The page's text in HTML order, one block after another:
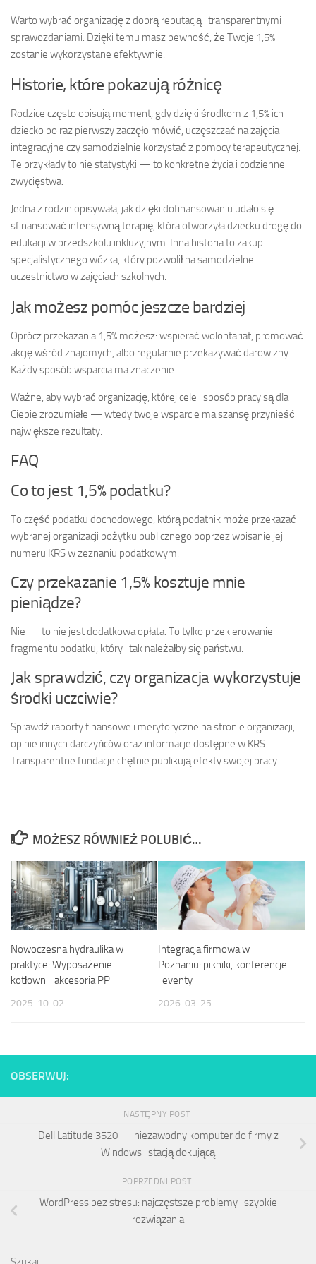
Warto wybrać organizację z dobrą reputacją i transparentnymi
sprawozdaniami. Dzięki temu masz pewność, że Twoje 1,5%
zostanie wykorzystane efektywnie.
Historie, które pokazują różnicę
Rodzice często opisują moment, gdy dzięki środkom z 1,5% ich
dziecko po raz pierwszy zaczęło mówić, uczęszczać na zajęcia
integracyjne czy samodzielnie korzystać z pomocy terapeutycznej.
Te przykłady to nie statystyki — to konkretne życia i codzienne
zwycięstwa.
Jedna z rodzin opisywała, jak dzięki dofinansowaniu udało się
sfinansować intensywną terapię, która otworzyła dziecku drogę do
edukacji w przedszkolu inkluzyjnym. Inna historia to zakup
specjalistycznego wózka, który pozwolił na samodzielne
uczestnictwo w zajęciach szkolnych.
Jak możesz pomóc jeszcze bardziej
Oprócz przekazania 1,5% możesz: wspierać wolontariat, promować
akcję wśród znajomych, albo regularnie przekazywać darowizny.
Każdy sposób wsparcia ma znaczenie.
Ważne, aby wybrać organizację, której cele i sposób pracy są dla
Ciebie zrozumiałe — wtedy twoje wsparcie ma szansę przynieść
największe rezultaty.
FAQ
Co to jest 1,5% podatku?
To część podatku dochodowego, którą podatnik może przekazać
wybranej organizacji pożytku publicznego poprzez wpisanie jej
numeru KRS w zeznaniu podatkowym.
Czy przekazanie 1,5% kosztuje mnie
pieniądze?
Nie — to nie jest dodatkowa opłata. To tylko przekierowanie
fragmentu podatku, który i tak należałby się państwu.
Jak sprawdzić, czy organizacja wykorzystuje
środki uczciwie?
Sprawdź raporty finansowe i merytoryczne na stronie organizacji,
opinie innych darczyńców oraz informacje dostępne w KRS.
Transparentne fundacje chętnie publikują efekty swojej pracy.
MOŻESZ RÓWNIEŻ POLUBIĆ…
Nowoczesna hydraulika w
praktyce: Wyposażenie
kotłowni i akcesoria PP
2025-10-02
Integracja firmowa w
Poznaniu: pikniki, konferencje
i eventy
2026-03-25
OBSERWUJ:
NASTĘPNY POST
Dell Latitude 3520 — niezawodny komputer do firmy z
Windows i stacją dokującą
POPRZEDNI POST
WordPress bez stresu: najczęstsze problemy i szybkie
rozwiązania